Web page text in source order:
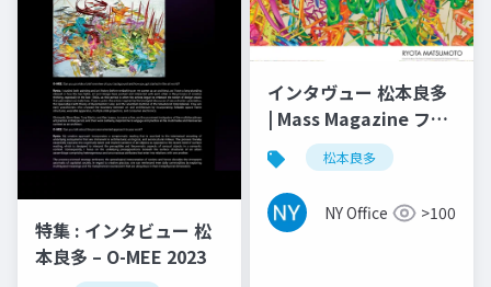
特集 : インタビュー 松
本良多 – O-MEE 2023
インタヴュー 松本良多
| Mass Magazine ファ
ッション ＆ アート
2016
松本良多
NY Office >100